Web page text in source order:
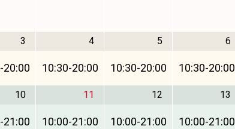
3
-20:00
4
10:30-20:00
5
10:30-20:00
6
10:30-20:00
10
-21:00
11
10:00-21:00
12
10:00-21:00
13
10:00-21:00